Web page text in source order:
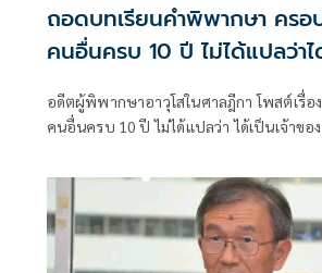
ถอดบทเรียนคำพิพากษา คร
คนอื่นครบ 10 ปี ไม่ได้แปลว่าไ
อดีตผู้พิพากษาอาวุโสในศาลฎีกา โพสต์เรื่
คนอื่นครบ 10 ปี ไม่ได้แปลว่า ได้เป็นเจ้าของ